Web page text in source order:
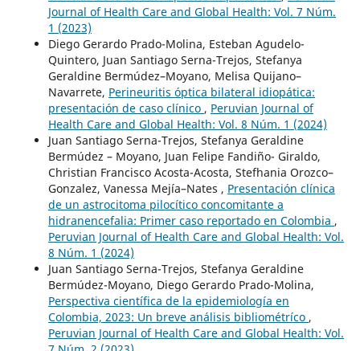
Journal of Health Care and Global Health: Vol. 7 Núm.
1 (2023)
Diego Gerardo Prado-Molina, Esteban Agudelo-
Quintero, Juan Santiago Serna-Trejos, Stefanya
Geraldine Bermúdez–Moyano, Melisa Quijano–
Navarrete, Perineuritis óptica bilateral idiopática:
presentación de caso clínico , Peruvian Journal of
Health Care and Global Health: Vol. 8 Núm. 1 (2024)
Juan Santiago Serna-Trejos, Stefanya Geraldine
Bermúdez – Moyano, Juan Felipe Fandiño- Giraldo,
Christian Francisco Acosta-Acosta, Stefhania Orozco–
Gonzalez, Vanessa Mejía–Nates , Presentación clínica
de un astrocitoma pilocítico concomitante a
hidranencefalia: Primer caso reportado en Colombia ,
Peruvian Journal of Health Care and Global Health: Vol.
8 Núm. 1 (2024)
Juan Santiago Serna-Trejos, Stefanya Geraldine
Bermúdez-Moyano, Diego Gerardo Prado-Molina,
Perspectiva científica de la epidemiología en
Colombia, 2023: Un breve análisis bibliométríco ,
Peruvian Journal of Health Care and Global Health: Vol.